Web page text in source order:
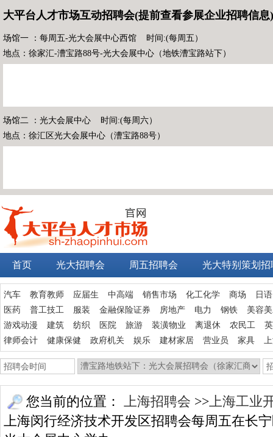
大平台人才市场互动招聘会(提前查看参展企业招聘信息)
场馆一 ：每周五-光大会展中心西馆 时间:(每周五）
地点：徐家汇-漕宝路88号-光大会展中心（地铁漕宝路站下）
场馆二 ：光大会展中心 时间:(每周六）
地点：徐汇区光大会展中心（漕宝路88号）
首页 光大招聘会 周五招聘会 光大特别策划招
汽车 教育教师 应届生 中高端 销售市场 化工化学 商场
日
医药
普工技工 服装 金融保险证券 房地产 电力 钢铁
美容
游戏动漫
建筑 纺织 医院 旅游 装潢物业 离退休 农民工
律师会计
健康保健 政府机关 娱乐 建材家居 营业员 家具
您当前的位置： 上海招聘会 >>上海工业
上海闵行经济技术开发区招聘会每周五在长